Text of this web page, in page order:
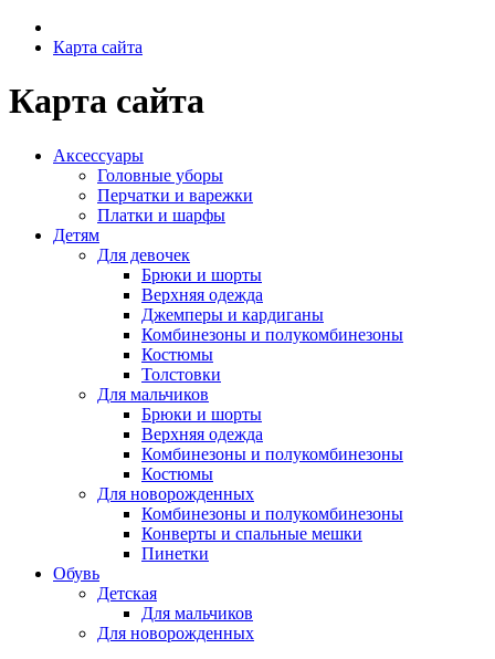
Карта сайта
Карта сайта
Аксессуары
Головные уборы
Перчатки и варежки
Платки и шарфы
Детям
Для девочек
Брюки и шорты
Верхняя одежда
Джемперы и кардиганы
Комбинезоны и полукомбинезоны
Костюмы
Толстовки
Для мальчиков
Брюки и шорты
Верхняя одежда
Комбинезоны и полукомбинезоны
Костюмы
Для новорожденных
Комбинезоны и полукомбинезоны
Конверты и спальные мешки
Пинетки
Обувь
Детская
Для мальчиков
Для новорожденных